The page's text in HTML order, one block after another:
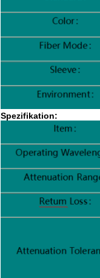
Spezifikation: